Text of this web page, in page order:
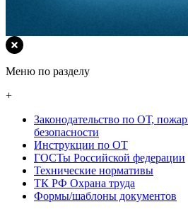
Меню по разделу
+
Законодательство по ОТ,
безопасности
Инструкции по ОТ
ГОСТы Российской федерации
Технические нормативы
ТК РФ Охрана труда
Формы/шаблоны документов